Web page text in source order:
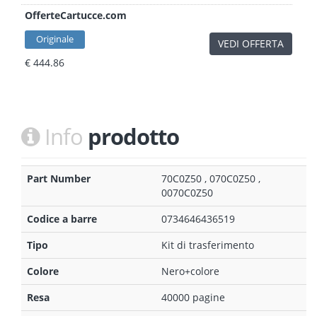
OfferteCartucce.com
Originale
€ 444.86
VEDI OFFERTA
Info prodotto
Part Number
70C0Z50 , 070C0Z50 ,
0070C0Z50
Codice a barre
0734646436519
Tipo
Kit di trasferimento
Colore
Nero+colore
Resa
40000 pagine